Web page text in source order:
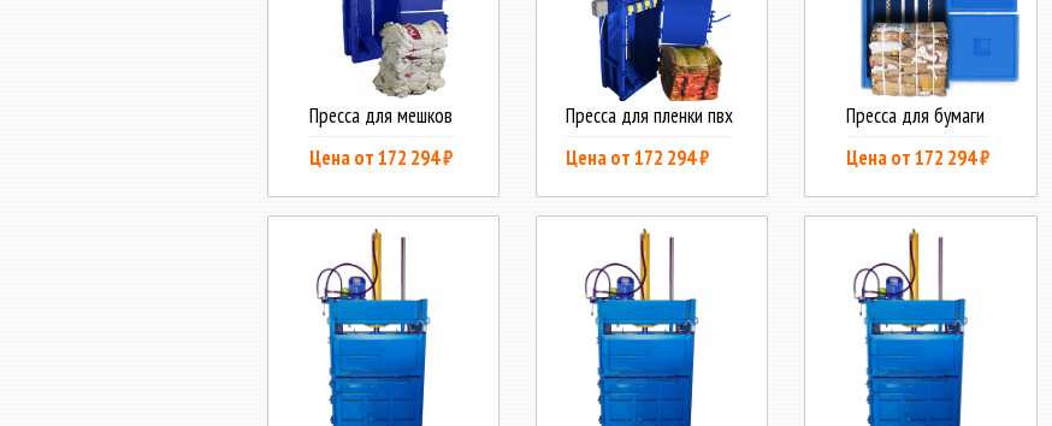
Пресса для мешков
Цена от 172 294 ₽
Пресса для пленки пвх
Цена от 172 294 ₽
Пресса для бумаги
Цена от 172 294 ₽